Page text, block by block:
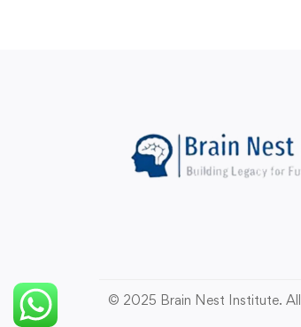
© 2025 Brain Nest Institute.